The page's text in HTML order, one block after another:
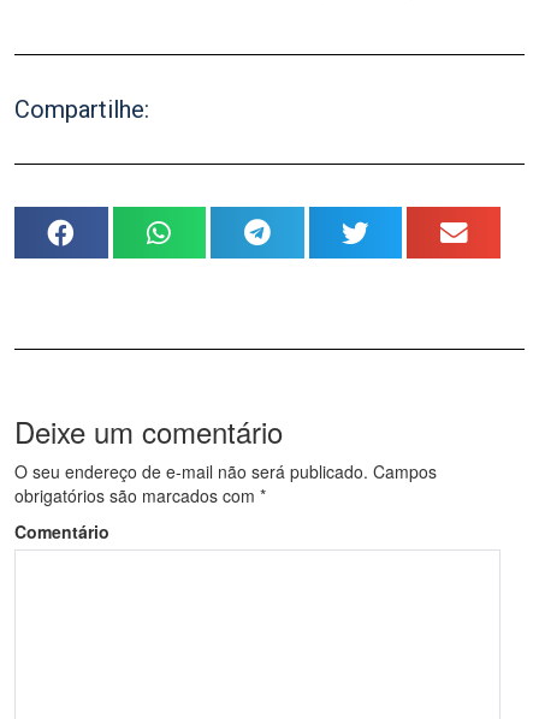
Compartilhe:
Deixe um comentário
O seu endereço de e-mail não será publicado. Campos
obrigatórios são marcados com *
Comentário